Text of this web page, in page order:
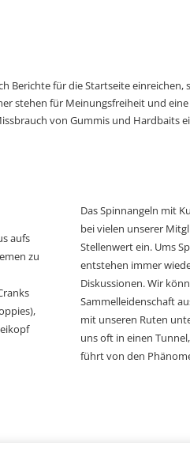
Berichte für die Startseite einreichen,
stehen für Meinungsfreiheit und eine
von Gummis und Hardbaits
aufs
zu
Das Spinnangeln mit
bei vielen unserer
Stellenwert ein. Ums
entstehen immer
Diskussionen. Wir
Sammelleidenschaft
mit unseren Ruten
uns oft in einen
führt von den